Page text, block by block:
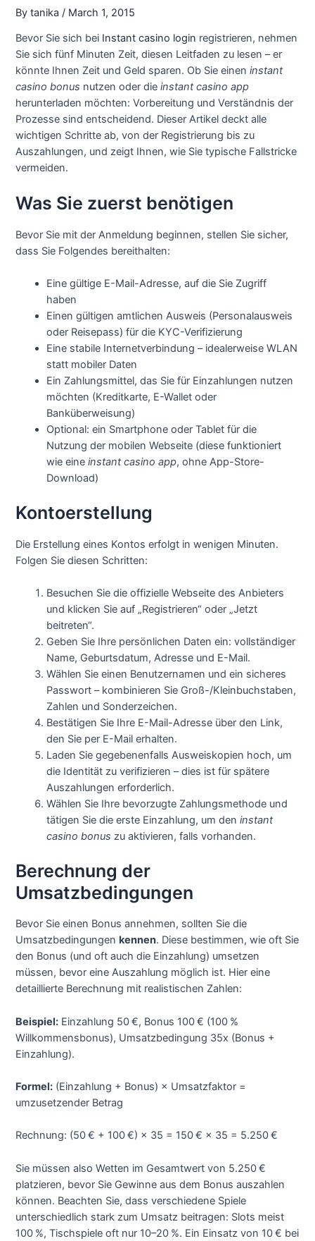
Bytanika / March 1, 2015
Bevor Sie sich bei Instant casino login registrieren, nehmen
Sie sich fünf Minuten Zeit, diesen Leitfaden zu lesen – er
könnte Ihnen Zeit und Geld sparen. Ob Sie eineninstant
casino bonus nutzen oder dieinstant casino app
herunterladen möchten: Vorbereitung und Verständnis der
Prozesse sind entscheidend. Dieser Artikel deckt alle
wichtigen Schritte ab, von der Registrierung bis zu
Auszahlungen, und zeigt Ihnen, wie Sie typische Fallstricke
vermeiden.
Was Sie zuerst benötigen
Bevor Sie mit der Anmeldung beginnen, stellen Sie sicher,
dass Sie Folgendes bereithalten:
Eine gültige E-Mail-Adresse, auf die Sie Zugriff
haben
Einen gültigen amtlichen Ausweis (Personalausweis
oder Reisepass) für die KYC-Verifizierung
Eine stabile Internetverbindung – idealerweise WLAN
statt mobiler Daten
Ein Zahlungsmittel, das Sie für Einzahlungen nutzen
möchten (Kreditkarte, E-Wallet oder
Banküberweisung)
Optional: ein Smartphone oder Tablet für die
Nutzung der mobilen Webseite (diese funktioniert
wie eineinstant casino app, ohne App-Store-
Download)
Kontoerstellung
Die Erstellung eines Kontos erfolgt in wenigen Minuten.
Folgen Sie diesen Schritten:
Besuchen Sie die offizielle Webseite des Anbieters
und klicken Sie auf „Registrieren“ oder „Jetzt
beitreten“.
Geben Sie Ihre persönlichen Daten ein: vollständiger
Name, Geburtsdatum, Adresse und E-Mail.
Wählen Sie einen Benutzernamen und ein sicheres
Passwort – kombinieren Sie Groß-/Kleinbuchstaben,
Zahlen und Sonderzeichen.
Bestätigen Sie Ihre E-Mail-Adresse über den Link,
den Sie per E-Mail erhalten.
Laden Sie gegebenenfalls Ausweiskopien hoch, um
die Identität zu verifizieren – dies ist für spätere
Auszahlungen erforderlich.
Wählen Sie Ihre bevorzugte Zahlungsmethode und
tätigen Sie die erste Einzahlung, um deninstant
casino bonus zu aktivieren, falls vorhanden.
Berechnung der
Umsatzbedingungen
Bevor Sie einen Bonus annehmen, sollten Sie die
Umsatzbedingungen kennen. Diese bestimmen, wie oft Sie
den Bonus (und oft auch die Einzahlung) umsetzen
müssen, bevor eine Auszahlung möglich ist. Hier eine
detaillierte Berechnung mit realistischen Zahlen:
Beispiel: Einzahlung 50 €, Bonus 100 € (100 %
Willkommensbonus), Umsatzbedingung 35x (Bonus +
Einzahlung).
Formel: (Einzahlung + Bonus) × Umsatzfaktor =
umzusetzender Betrag
Rechnung: (50 € + 100 €) × 35 = 150 € × 35 = 5.250 €
Sie müssen also Wetten im Gesamtwert von 5.250 €
platzieren, bevor Sie Gewinne aus dem Bonus auszahlen
können. Beachten Sie, dass verschiedene Spiele
unterschiedlich stark zum Umsatz beitragen: Slots meist
100 %, Tischspiele oft nur 10–20 %. Ein Einsatz von 10 € bei